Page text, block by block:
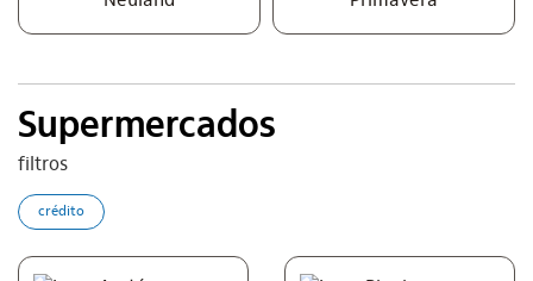
Supermercados
filtros
crédito